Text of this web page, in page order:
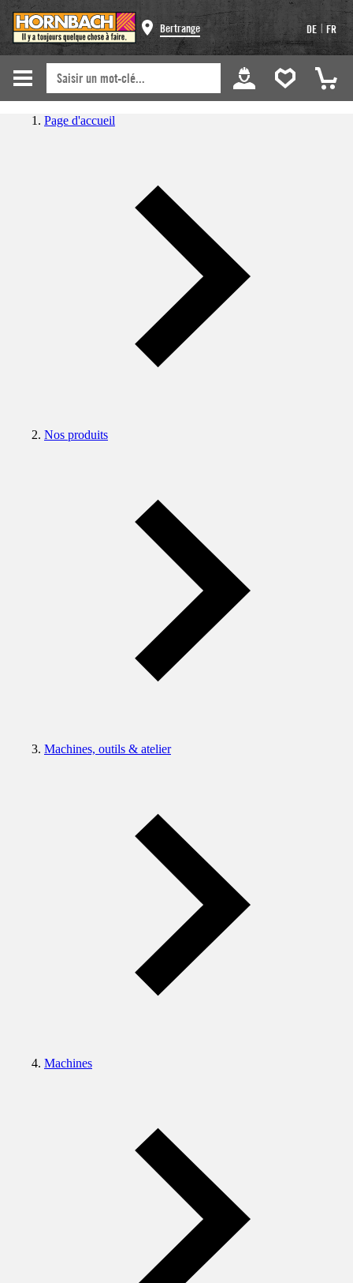
Bertrange DE | FR
Page d'accueil
Nos produits
Machines, outils & atelier
Machines